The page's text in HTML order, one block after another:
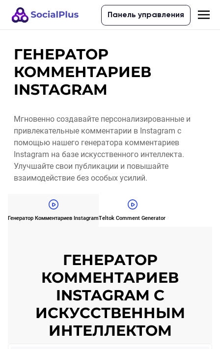
Панель управления
ГЕНЕРАТОР
КОММЕНТАРИЕВ
INSTAGRAM
Мгновенно создавайте персонализированные и
привлекательные комментарии в Instagram с
помощью нашего генератора комментариев
Instagram на базе искусственного интеллекта.
Улучшайте свои публикации и повышайте
взаимодействие без особых усилий.
Генератор Комментариев InstagramTeltok Comment Generator
ГЕНЕРАТОР
КОММЕНТАРИЕВ
INSTAGRAM С
ИСКУССТВЕННЫМ
ИНТЕЛЛЕКТОМ